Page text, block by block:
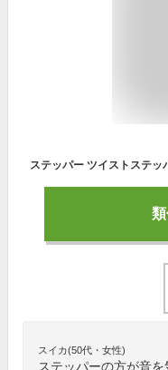
スイカ(50代・女性)
ステッパーの方が音